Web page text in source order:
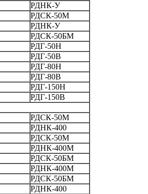
РДНК-У
РДСК-50М
РДНК-У
РДСК-50БМ
РДГ-50Н
РДГ-50В
РДГ-80Н
РДГ-80В
РДГ-150Н
РДГ-150В
РДСК-50М
РДНК-400
РДСК-50М
РДНК-400М
РДСК-50БМ
РДНК-400М
РДСК-50БМ
РДНК-400